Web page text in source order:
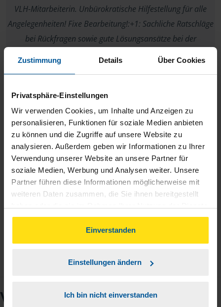
Zustimmung Details Über Cookies
Privatsphäre-Einstellungen
Wir verwenden Cookies, um Inhalte und Anzeigen zu
personalisieren, Funktionen für soziale Medien anbieten
zu können und die Zugriffe auf unsere Website zu
analysieren. Außerdem geben wir Informationen zu Ihrer
Verwendung unserer Website an unsere Partner für
soziale Medien, Werbung und Analysen weiter. Unsere
Partner führen diese Informationen möglicherweise mit
weiteren Daten zusammen, die Sie ihnen bereitgestellt
gesammelt haben. Indem Sie auf Einverstanden klicken,
können Sie der Verwendung von Cookies, gemäß
unserer
Einverstanden
Einstellungen ändern
Ich bin nicht einverstanden
VLH-Mitarbeiterin. Unbürokratische Hilfestellung für alle
Angelegenheiten! Fixe Bearbeitung!:+1: Sachliche Ratschläge
bei Rückfragen sowie gute Lösungsansätze bei der
Lonsteuer-Bearbeitung!…für mich einfach Klasse und nur ein
B.R.
Alles zur vollsten Zufriedenheit bei meiner VLH -Leiterin
erhalten ! War Neukunde und es verlief alles super ! Somit
komme ich gerne nächstes Jahr wieder !
VLH-Beratungsstelle